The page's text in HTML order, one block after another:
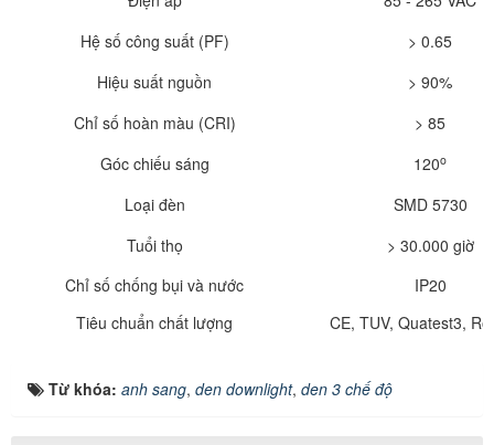
Hệ số công suất (PF)
> 0.65
Hiệu suất nguồn
> 90%
Chỉ số hoàn màu (CRI)
> 85
Góc chiếu sáng
120o
Loại đèn
SMD 5730
Tuổi thọ
> 30.000 giờ
Chỉ số chống bụi và nước
IP20
Tiêu chuẩn chất lượng
CE, TUV, Quatest3,
Từ khóa: anh sang, den downlight, den 3 chế độ